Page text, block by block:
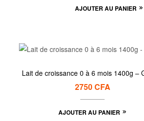
AJOUTER AU PANIER
Lait de croissance 0 à 6 mois 1400g –
2750CFA
AJOUTER AU PANIER